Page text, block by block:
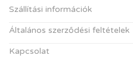
Szállítási információk
Általános szerződési feltételek
Kapcsolat